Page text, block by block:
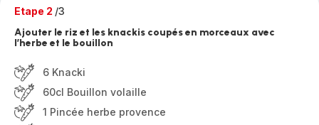
Etape 2 /3
Ajouter le riz et les knackis coupés en morceaux avec
l’herbe et le bouillon
6 Knacki
60cl Bouillon volaille
1 Pincée herbe provence